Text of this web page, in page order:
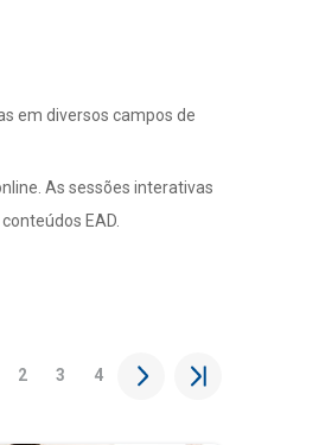
em diversos campos de
As sessões interativas
EAD.
2 3 4